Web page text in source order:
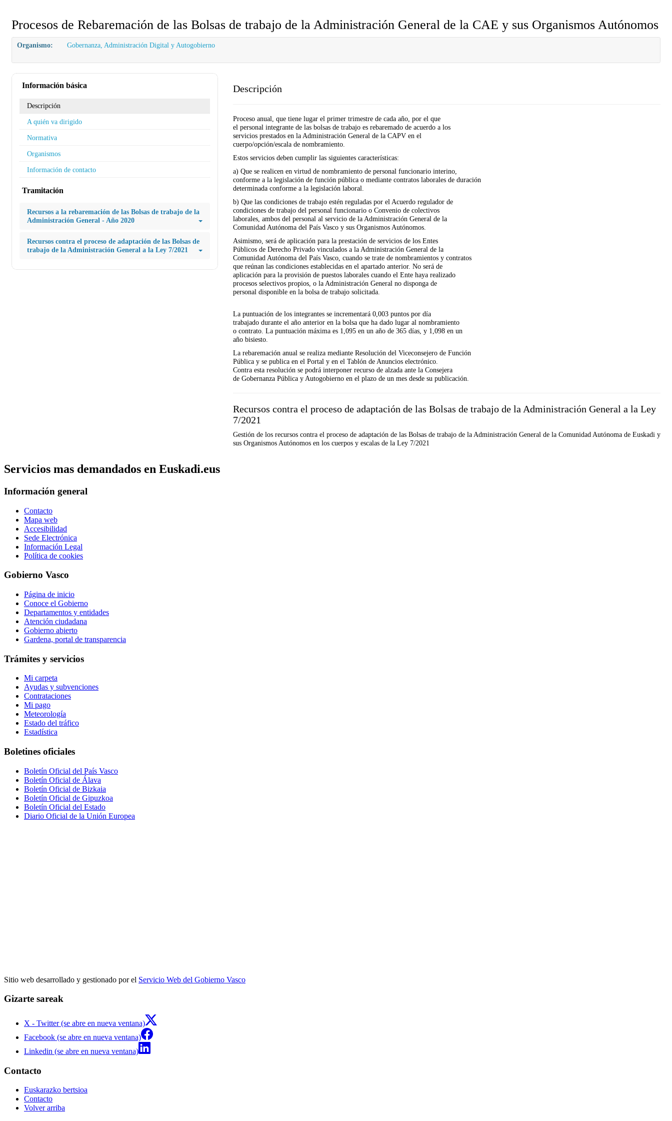
Procesos de Rebaremación de las Bolsas de trabajo de la Administración General de la CAE y sus Organismos Autónomos
Organismo: Gobernanza, Administración Digital y Autogobierno
Información básica
Descripción
A quién va dirigido
Normativa
Organismos
Información de contacto
Tramitación
Recursos a la rebaremación de las Bolsas de trabajo de la
Administración General - Año 2020
Recursos contra el proceso de adaptación de las Bolsas de
trabajo de la Administración General a la Ley 7/2021
Descripción
Proceso anual, que tiene lugar el primer trimestre de cada año, por el que
el personal integrante de las bolsas de trabajo es rebaremado de acuerdo a los
servicios prestados en la Administración General de la CAPV en el
cuerpo/opción/escala de nombramiento.
Estos servicios deben cumplir las siguientes características:
a) Que se realicen en virtud de nombramiento de personal funcionario interino,
conforme a la legislación de función pública o mediante contratos laborales de duración
determinada conforme a la legislación laboral.
b) Que las condiciones de trabajo estén reguladas por el Acuerdo regulador de
condiciones de trabajo del personal funcionario o Convenio de colectivos
laborales, ambos del personal al servicio de la Administración General de la
Comunidad Autónoma del País Vasco y sus Orga­nismos Autónomos.
Asimismo, será de aplicación para la prestación de servicios de los Entes
Públicos de Dere­cho Privado vinculados a la Administración General de la
Comunidad Autónoma del País Vasco, cuando se trate de nombramientos y contratos
que reúnan las condiciones establecidas en el apartado anterior. No será de
aplicación para la provisión de puestos laborales cuando el Ente haya realizado
procesos selectivos propios, o la Administración General no disponga de
personal dis­ponible en la bolsa de trabajo solicitada.
La puntuación de los integrantes se incrementará 0,003 puntos por día
trabajado durante el año anterior en la bolsa que ha dado lugar al nombramiento
o contrato. La puntuación máxima es 1,095 en un año de 365 días, y 1,098 en un
año bisiesto.
La rebaremación anual se realiza mediante Resolución del Viceconsejero de Función
Pública y se publica en el Portal y en el Tablón de Anuncios electrónico.
Contra esta resolución se podrá interponer recurso de alzada ante la Consejera
de Gobernanza Pública y Autogobierno en el plazo de un mes desde su publicación.
Recursos contra el proceso de adaptación de las Bolsas de trabajo de la Administración General a la Ley
7/2021
Gestión de los recursos contra el proceso de adaptación de las Bolsas de trabajo de la Administración General de la Comunidad Autónoma de Euskadi y
sus Organismos Autónomos en los cuerpos y escalas de la Ley 7/2021
Servicios mas demandados en Euskadi.eus
Información general
Contacto
Mapa web
Accesibilidad
Sede Electrónica
Información Legal
Política de cookies
Gobierno Vasco
Página de inicio
Conoce el Gobierno
Departamentos y entidades
Atención ciudadana
Gobierno abierto
Gardena, portal de transparencia
Trámites y servicios
Mi carpeta
Ayudas y subvenciones
Contrataciones
Mi pago
Meteorología
Estado del tráfico
Estadística
Boletines oficiales
Boletín Oficial del País Vasco
Boletín Oficial de Álava
Boletín Oficial de Bizkaia
Boletín Oficial de Gipuzkoa
Boletín Oficial del Estado
Diario Oficial de la Unión Europea
Sitio web desarrollado y gestionado por el Servicio Web del Gobierno Vasco
Gizarte sareak
X - Twitter (se abre en nueva ventana)
Facebook (se abre en nueva ventana)
Linkedin (se abre en nueva ventana)
Contacto
Euskarazko bertsioa
Contacto
Volver arriba